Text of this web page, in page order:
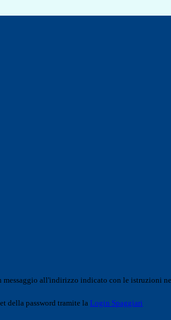
messaggio all'indirizzo indicato con le istruzioni
della password tramite la Login Spaggiari